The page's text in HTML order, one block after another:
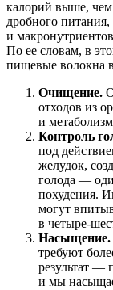
калорий выше, чем
дробного
и
По ее словам, в
пищевые волокна
Очищение.
отходов из
и
Контроль
под
желудок,
голода —
похудения.
могут
в четыре-
Насыщение.
требуют
результат —
и мы